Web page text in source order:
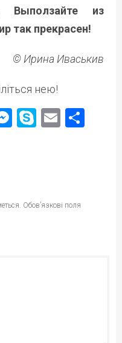
Выползайте из
так прекрасен!
© Ирина Иваськив
нею!
Messenger
Skype
Email
Обов’язкові поля